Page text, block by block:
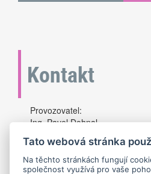
Kontakt
Provozovatel:
Ing. Pavel Dohnal
info@seokvalitne.cz
Telefon: +420 608 758 564
IČ:75568560
Brno
Tato webová stránka
Na těchto stránkách fungují
společnost využívá pro vaše